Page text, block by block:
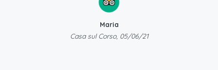
Maria
Casa sul Corso, 05/06/21